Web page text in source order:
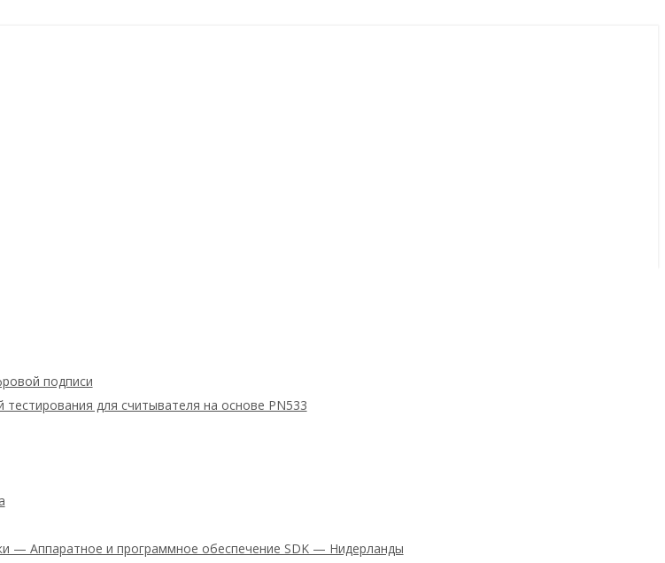
подписи
для считывателя на основе PN533
— Аппаратное и программное обеспечение SDK — Нидерланды